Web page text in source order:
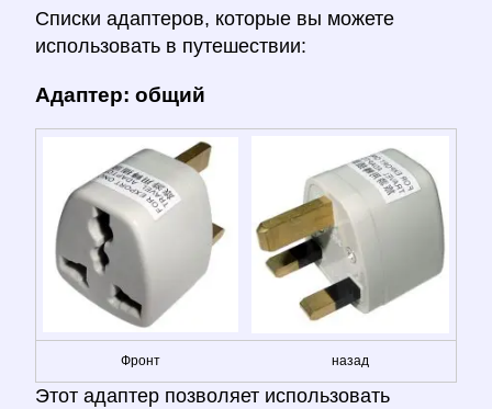
Списки адаптеров, которые вы можете
использовать в путешествии:
Адаптер: общий
Фронт назад
Этот адаптер позволяет использовать